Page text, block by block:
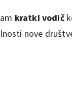
kratki vodič
nove